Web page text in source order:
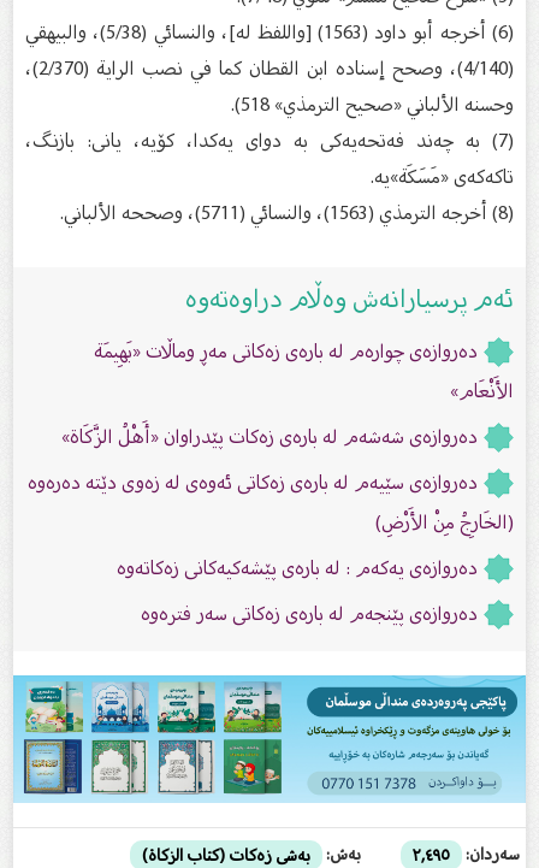
(6) أخرجه أبو داود (1563) [واللفظ له]، والنسائي (5/38)، والبيهقي
(4/140)، وصحح إسناده ابن القطان كما في نصب الراية (2/370)،
وحسنه الألباني «صحيح الترمذي» 518).
(7) به‌ چه‌ند فه‌تحه‌یه‌كی به‌ دوای یه‌كدا، كۆیه‌، یانی: بازنگ،
تاكه‌كه‌ى «مَسَكَة»یه‌.
ئەم پرسیارانەش وەڵام دراوەتەوە
ده‌روازه‌ى چواره‌م له‌ باره‌ى زه‌كاتی مه‌ڕ وماڵات «بَهِيمَة
الأَنْعَام»
ده‌روازه‌ى شەشەم له‌ باره‌ى زه‌كات پێدراوان «أَهْلُ الزَّكَاة»
ده‌روازه‌ى سێیه‌م له‌ باره‌ى زه‌كاتی ئه‌وه‌ى له‌ زه‌وی دێته‌ ده‌ره‌وه‌
(الخَارِجُ مِنْ الأَرْضِ)
ده‌روازه‌ى یه‌كه‌م : له‌ باره‌ى پێشه‌كیه‌كانی زه‌كاته‌وه‌
ده‌روازه‌ى پێنجه‌م له‌ باره‌ى زه‌كاتی سه‌ر فتره‌وه‌
سەردان: ٢,٤٩٥ بەش: بەشی زەکات (کتاب الزکاة)